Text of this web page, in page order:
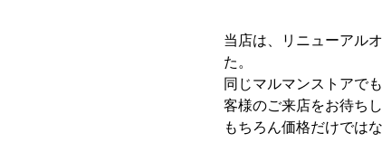
当店は、リニューアル
た。
同じマルマンストアで
客様のご来店をお待ち
もちろん価格だけでは